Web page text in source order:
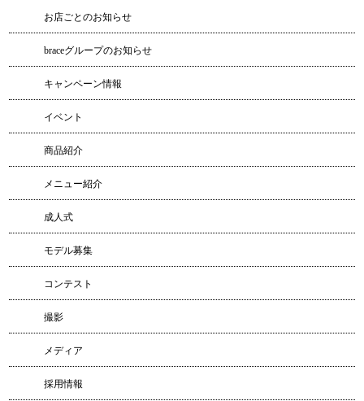
お店ごとのお知らせ
braceグループのお知らせ
キャンペーン情報
イベント
商品紹介
メニュー紹介
成人式
モデル募集
コンテスト
撮影
メディア
採用情報